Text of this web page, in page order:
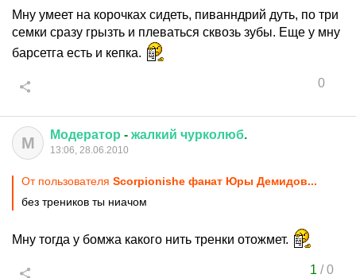
Мну умеет на корочках сидеть, пиванндрий дуть, по три
семки сразу грызть и плеваться сквозь зубы. Еще у мну
барсетга есть и кепка.
0
М Модератор - жалкий чурколюб.
13:06, 28.06.2010
От пользователя Scorpionishe фанат Юры Демидов...
без треников ты ниачом
Мну тогда у бомжа какого нить тренки отожмет.
1 /0